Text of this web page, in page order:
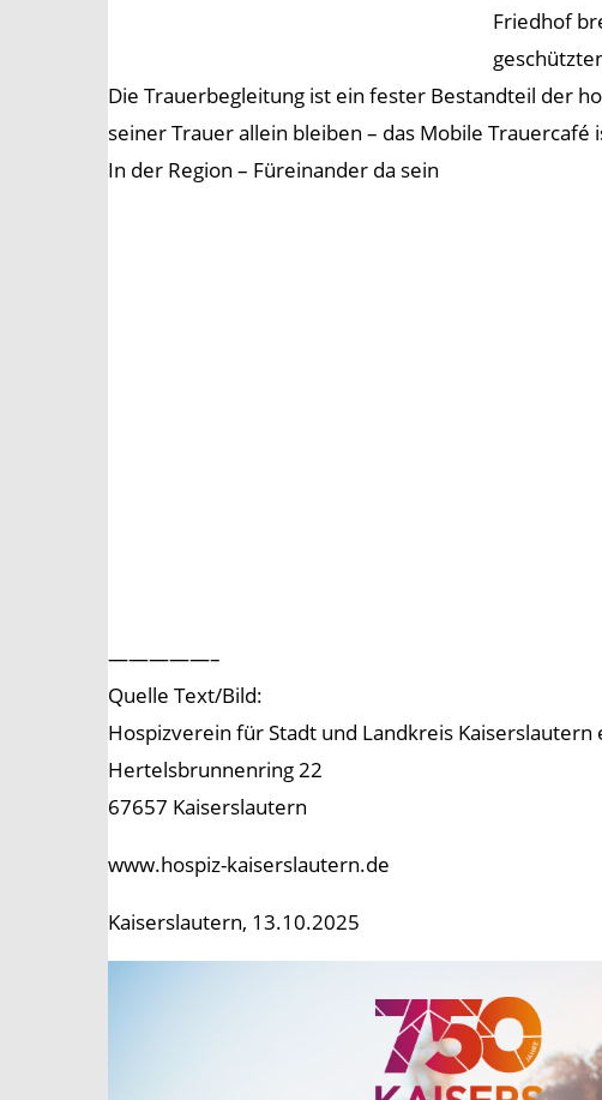
Friedhof
Die Trauerbegleitung ist ein fester Bestandteil der
seiner Trauer allein bleiben – das Mobile
In der Region – Füreinander da sein
—————–
Quelle Text/Bild:
Hospizverein für Stadt und Landkreis Kaiserslautern
Hertelsbrunnenring 22
67657 Kaiserslautern
www.hospiz-kaiserslautern.de
Kaiserslautern, 13.10.2025